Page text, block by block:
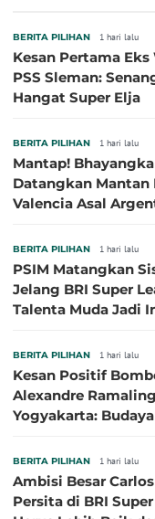
BERITA PILIHAN 1 hari lalu
Kesan Pertama
PSS Sleman:
Hangat Super Elja
BERITA PILIHAN 1 hari lalu
Mantap!
Datangkan Mantan
Valencia Asal Argentina,
BERITA PILIHAN 1 hari lalu
PSIM Matangkan
Jelang BRI Super
Talenta Muda Jadi
BERITA PILIHAN 1 hari lalu
Kesan Positif
Alexandre
Yogyakarta:
BERITA PILIHAN 1 hari lalu
Ambisi Besar
Persita di BRI